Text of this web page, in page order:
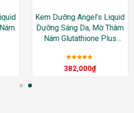
Kem Dưỡng Angel’s Liquid
Dưỡng Sáng Da, Mờ Thâm
Nám Glutathione Plus
hạng5sao
382,000₫